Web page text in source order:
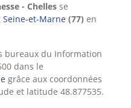
- Chelles se
Seine-et-Marne (77) en
bureaux du Information
dans le
grâce aux coordonnées
et latitude 48.877535.